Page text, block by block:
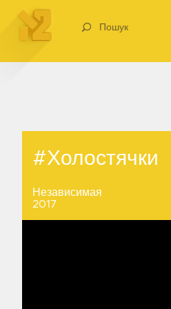
Пошук
#Холостячки
Независимая
2017